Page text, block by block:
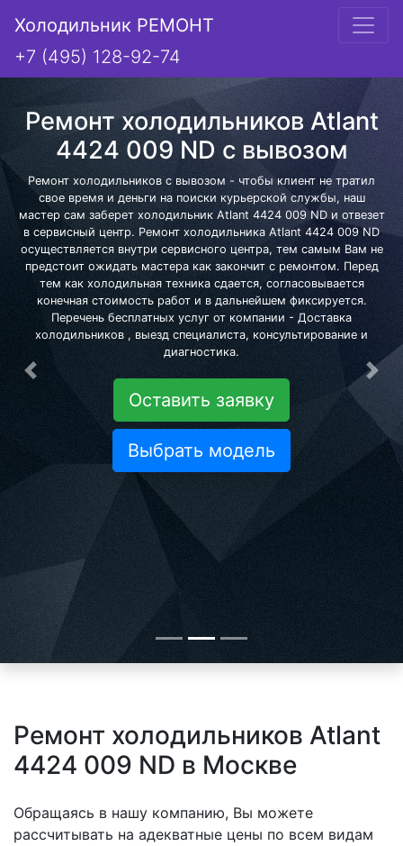
Холодильник РЕМОНТ
+7 (495) 128-92-74
Ремонт холодильников Atlant
4424 009 ND с вывозом
Ремонт холодильников с вывозом - чтобы клиент не тратил
свое время и деньги на поиски курьерской службы, наш
мастер сам заберет холодильник Atlant 4424 009 ND и отвезет
в сервисный центр. Ремонт холодильника Atlant 4424 009 ND
осуществляется внутри сервисного центра, тем самым Вам не
предстоит ожидать мастера как закончит с ремонтом. Перед
тем как холодильная техника сдается, согласовывается
конечная стоимость работ и в дальнейшем фиксируется.
Перечень бесплатных услуг от компании - Доставка
холодильников , выезд специалиста, консультирование и
диагностика.
Оставить заявку
Выбрать модель
Предыдущая
Ремонт холодильников Atlant
4424 009 ND в Москве
Обращаясь в нашу компанию, Вы можете
рассчитывать на адекватные цены по всем видам